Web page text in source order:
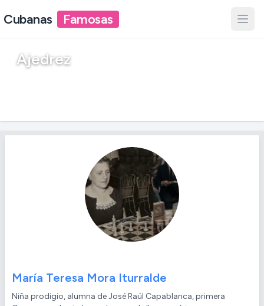
Cubanas Famosas
Ajedrez
María Teresa Mora Iturralde
Niña prodigio, alumna de José Raúl Capablanca, primera